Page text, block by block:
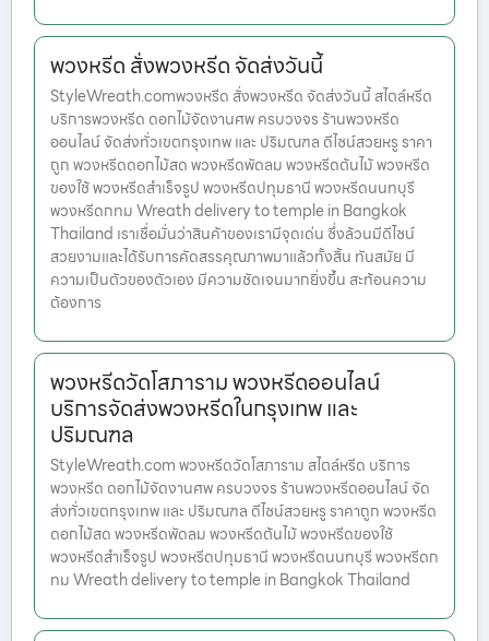
พวงหรีด สั่งพวงหรีด จัดส่งวันนี้
StyleWreath.comพวงหรีด สั่งพวงหรีด จัดส่งวันนี้ สไตล์หรีด
บริการพวงหรีด ดอกไม้จัดงานศพ ครบวงจร ร้านพวงหรีด
ออนไลน์ จัดส่งทั่วเขตกรุงเทพ และ ปริมณฑล ดีไซน์สวยหรู ราคา
ถูก พวงหรีดดอกไม้สด พวงหรีดพัดลม พวงหรีดต้นไม้ พวงหรีด
ของใช้ พวงหรีดสำเร็จรูป พวงหรีดปทุมธานี พวงหรีดนนทบุรี
พวงหรีดกทม Wreath delivery to temple in Bangkok
Thailand เราเชื่อมั่นว่าสินค้าของเรามีจุดเด่น ซึ่งล้วนมีดีไซน์
สวยงามและได้รับการคัดสรรคุณภาพมาแล้วทั้งสิ้น ทันสมัย มี
ความเป็นตัวของตัวเอง มีความชัดเจนมากยิ่งขึ้น สะท้อนความ
ต้องการ
พวงหรีดวัดโสภาราม พวงหรีดออนไลน์
บริการจัดส่งพวงหรีดในกรุงเทพ และ
ปริมณฑล
StyleWreath.com พวงหรีดวัดโสภาราม สไตล์หรีด บริการ
พวงหรีด ดอกไม้จัดงานศพ ครบวงจร ร้านพวงหรีดออนไลน์ จัด
ส่งทั่วเขตกรุงเทพ และ ปริมณฑล ดีไซน์สวยหรู ราคาถูก พวงหรีด
ดอกไม้สด พวงหรีดพัดลม พวงหรีดต้นไม้ พวงหรีดของใช้
พวงหรีดสำเร็จรูป พวงหรีดปทุมธานี พวงหรีดนนทบุรี พวงหรีดก
ทม Wreath delivery to temple in Bangkok Thailand